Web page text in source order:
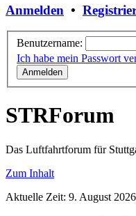
Anmelden •
Benutzername:
Ich habe mein Passwort
STRForum
Das Luftfahrtforum für
Zum Inhalt
Aktuelle Zeit: 9. August